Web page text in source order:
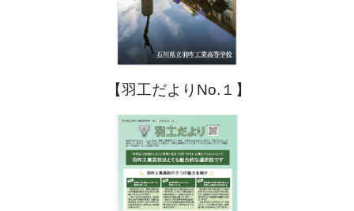
【羽工だよりNo.１】